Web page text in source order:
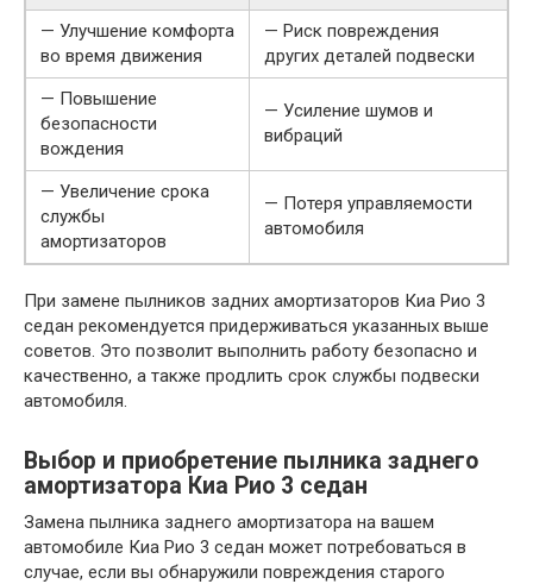
— Улучшение комфорта
во время движения
— Риск повреждения
других деталей подвески
— Повышение
безопасности
вождения
— Усиление шумов и
вибраций
— Увеличение срока
службы
амортизаторов
— Потеря управляемости
автомобиля
При замене пылников задних амортизаторов Киа Рио 3
седан рекомендуется придерживаться указанных выше
советов. Это позволит выполнить работу безопасно и
качественно, а также продлить срок службы подвески
автомобиля.
Выбор и приобретение пылника заднего
амортизатора Киа Рио 3 седан
Замена пылника заднего амортизатора на вашем
автомобиле Киа Рио 3 седан может потребоваться в
случае, если вы обнаружили повреждения старого